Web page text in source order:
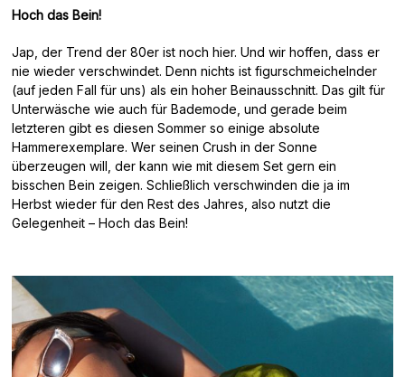
Hoch das Bein!
Jap, der Trend der 80er ist noch hier. Und wir hoffen, dass er
nie wieder verschwindet. Denn nichts ist figurschmeichelnder
(auf jeden Fall für uns) als ein hoher Beinausschnitt. Das gilt für
Unterwäsche wie auch für Bademode, und gerade beim
letzteren gibt es diesen Sommer so einige absolute
Hammerexemplare. Wer seinen Crush in der Sonne
überzeugen will, der kann wie mit diesem Set gern ein
bisschen Bein zeigen. Schließlich verschwinden die ja im
Herbst wieder für den Rest des Jahres, also nutzt die
Gelegenheit – Hoch das Bein!